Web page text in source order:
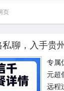
页
聊，入手贵
专属
元超
远程